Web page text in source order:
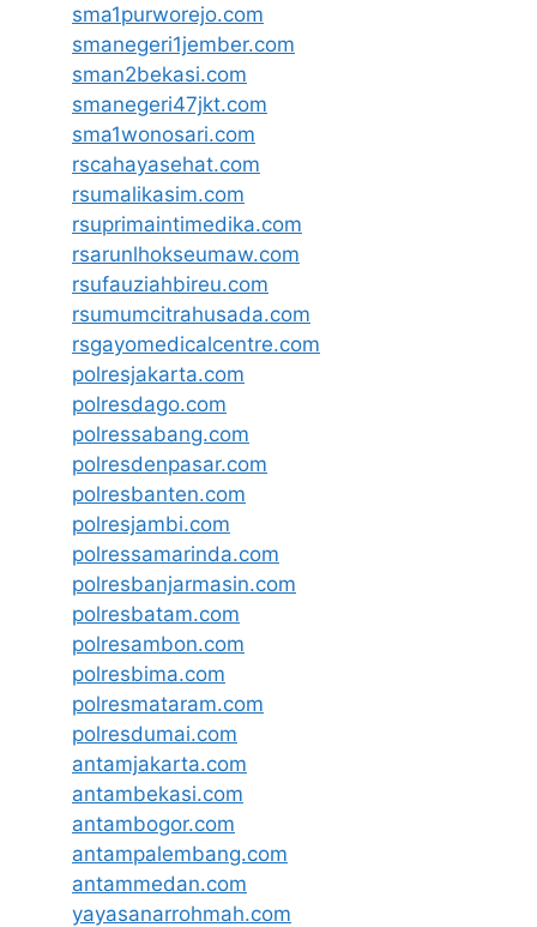
sma1purworejo.com
smanegeri1jember.com
sman2bekasi.com
smanegeri47jkt.com
sma1wonosari.com
rscahayasehat.com
rsumalikasim.com
rsuprimaintimedika.com
rsarunlhokseumaw.com
rsufauziahbireu.com
rsumumcitrahusada.com
rsgayomedicalcentre.com
polresjakarta.com
polresdago.com
polressabang.com
polresdenpasar.com
polresbanten.com
polresjambi.com
polressamarinda.com
polresbanjarmasin.com
polresbatam.com
polresambon.com
polresbima.com
polresmataram.com
polresdumai.com
antamjakarta.com
antambekasi.com
antambogor.com
antampalembang.com
antammedan.com
yayasanarrohmah.com